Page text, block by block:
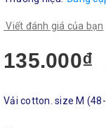
Viết đánh giá của bạn
135.000₫
Vải cotton. size M